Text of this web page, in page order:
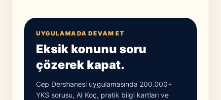
UYGULAMADA DEVAM ET
Eksik konunu soru
çözerek kapat.
Cep Dershanesi uygulamasında 200.000+
YKS sorusu, AI Koç, pratik bilgi kartları ve